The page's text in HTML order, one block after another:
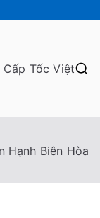
Cấp Tốc Việt
Hạnh Biên Hòa